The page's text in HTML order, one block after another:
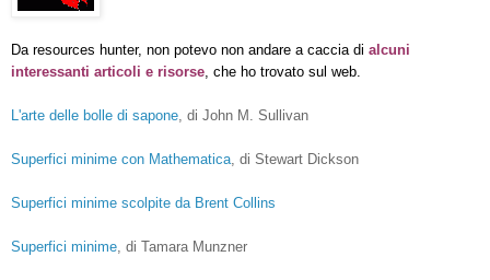
Da resources hunter, non potevo non andare a caccia di alcuni
interessanti articoli e risorse che ho trovato sul web.
L'arte delle bolle di sapone di John M. Sullivan
Superfici minime con Mathematica di Stewart Dickson
Superfici minime scolpite da Brent Collins
Superfici minime di Tamara Munzner